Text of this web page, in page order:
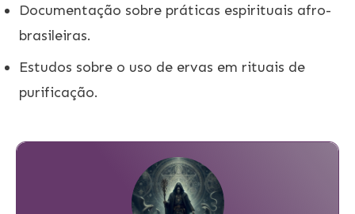
Documentação sobre práticas espirituais afro-
brasileiras.
Estudos sobre o uso de ervas em rituais de
purificação.